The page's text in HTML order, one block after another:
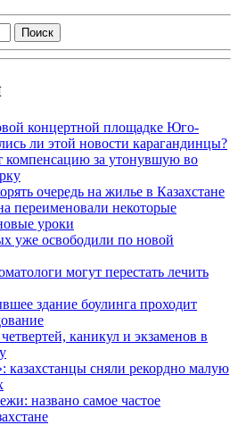
концертной площадке Юго-
ли этой новости карагандинцы?
компенсацию за утонувшую во
очередь на жилье в Казахстане
переименовали некоторые
уроки
уже освободили по новой
могут перестать лечить
здание боулинга проходит
каникул и экзаменов в
казахстанцы сняли рекордно малую
названо самое частое